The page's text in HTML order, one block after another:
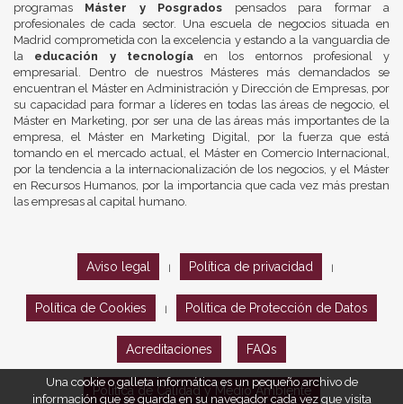
programas Máster y Posgrados pensados para formar a
profesionales de cada sector. Una escuela de negocios situada en
Madrid comprometida con la excelencia y estando a la vanguardia de
la educación y tecnologíaen los entornos profesional y
empresarial. Dentro de nuestros Másteres más demandados se
encuentran el Máster en Administración y Dirección de Empresas, por
su capacidad para formar a líderes en todas las áreas de negocio, el
Máster en Marketing, por ser una de las áreas más importantes de la
empresa, el Máster en Marketing Digital, por la fuerza que está
tomando en el mercado actual, el Máster en Comercio Internacional,
por la tendencia a la internacionalización de los negocios, y el Máster
en Recursos Humanos, por la importancia que cada vez más prestan
las empresas al capital humano.
Aviso legal Política de privacidad
Política de Cookies Política de Protección de Datos
Acreditaciones FAQs
Política de Calidad y Medio Ambiente
Una cookie o galleta informática es un pequeño archivo de
información que se guarda en su navegador cada vez que visita